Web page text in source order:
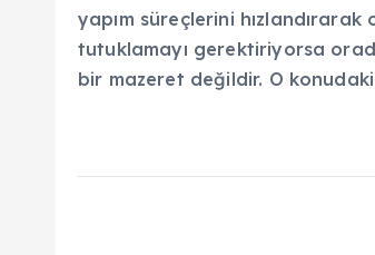
yapım süreçlerini
tutuklamayı gerektiriyorsa
bir mazeret değildir. O